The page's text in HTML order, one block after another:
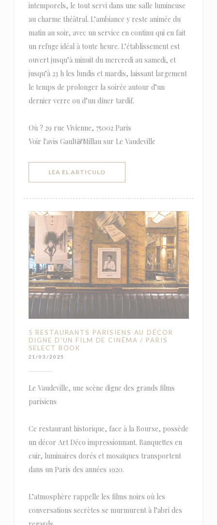
intemporels, le tout servi dans une salle lumineuse
au charme théâtral. L’ambiance y reste animée du
matin au soir, avec un service en continu qui en fait
un refuge idéal à toute heure. L’établissement est
ouvert jusqu’à minuit du mercredi au samedi, et
jusqu’à 23 h les lundis et mardis, laissant largement
le temps de prolonger la soirée autour d’un
dernier verre ou d’un dîner tardif.
Où ? 29 rue Vivienne, 75002 Paris
Voir l'avis Gault&Millau sur Le Vaudeville
LEA EL ARTICULO((ABRE EN UNA NUEVA VENTANA))
5 RESTAURANTS PARISIENS AU DÉCOR
DIGNE D’UN FILM DE CINÉMA / PARIS
SELECT BOOK
21/03/2025
Le Vaudeville, une scène digne des grands films
parisiens
Ce restaurant historique, face à la Bourse, possède
un décor Art Déco impressionnant. Banquettes en
cuir, luminaires dorés et mosaïques transportent
dans un Paris des années 1920.
L’atmosphère rappelle les films noirs où les
conversations secrètes se murmurent à l’abri des